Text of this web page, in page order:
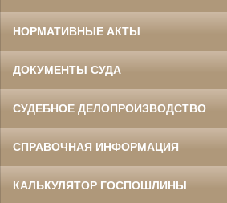
НОРМАТИВНЫЕ АКТЫ
ДОКУМЕНТЫ СУДА
СУДЕБНОЕ ДЕЛОПРОИЗВОДСТВО
СПРАВОЧНАЯ ИНФОРМАЦИЯ
КАЛЬКУЛЯТОР ГОСПОШЛИНЫ